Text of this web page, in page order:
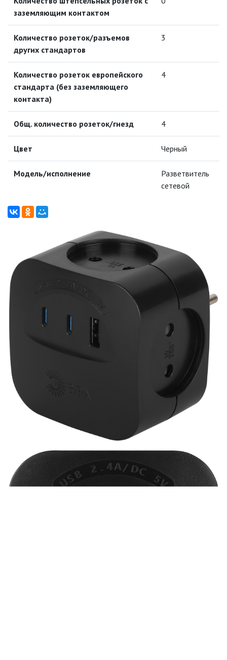
УЛИЧНОЕ ОСВЕЩЕНИЕ НА
СОЛНЕЧНЫХ БАТАРЕЯХ
УЛИЧНЫЕ СВЕТИЛЬНИКИ
ИЗДЕЛИЯ
ЭЛЕМЕНТЫ ПИТАНИЯ
ОПЛАТА И ДОСТАВКА
ЗАДАТЬ ВОПРОС
КОНТАКТЫ
заземляющим контактом
Количество розеток/разъемов
других стандартов
3
Количество розеток европейского
стандарта (без заземляющего
контакта)
4
Общ. количество розеток/гнезд 4
Цвет Черный
Модель/исполнение
Разветвитель
сетевой